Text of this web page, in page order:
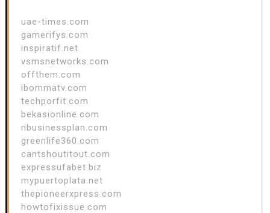
uae-times.com
gamerifys.com
inspiratif.net
vsmsnetworks.com
offthem.com
ibommatv.com
techporfit.com
bekasionline.com
nbusinessplan.com
greenlife360.com
cantshoutitout.com
expressufabet.biz
mypuertoplata.net
thepioneerxpress.com
howtofixissue.com